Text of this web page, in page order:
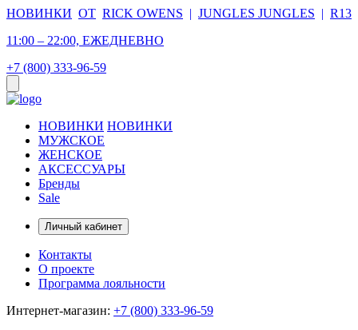
НОВИНКИ ОТ RICK OWENS | JUNGLES JUNGLES | R13
11:00 – 22:00, ЕЖЕДНЕВНО
+7 (800) 333-96-59
НОВИНКИ НОВИНКИ
МУЖСКОЕ
ЖЕНСКОЕ
АКСЕССУАРЫ
Бренды
Sale
Личный кабинет
Контакты
О проекте
Программа лояльности
Интернет-магазин: +7 (800) 333-96-59